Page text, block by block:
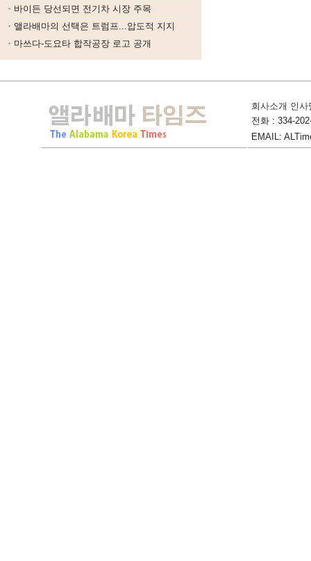
바이든 당선되면 전기차 시장 주목
앨라배마의 선택은 트럼프...압도적 지지
마쓰다-도요타 합작공장 로고 공개
회사소개 인사
전화 : 334-
EMAIL: